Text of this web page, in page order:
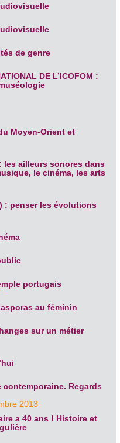
de genre
DE L’ICOFOM :
Moyen-Orient et
les ailleurs sonores dans
le cinéma, les arts
: penser les évolutions
portugais
au féminin
sur un métier
contemporaine. Regards
2013
a 40 ans ! Histoire et